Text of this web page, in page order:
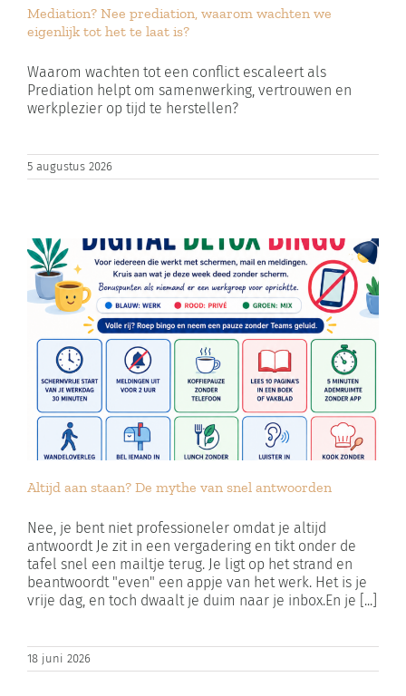
Zoeken
naar:
Winkelwagen
Mediation? Nee prediation, waarom wachten we
eigenlijk tot het te laat is?
Waarom wachten tot een conflict escaleert als
Prediation helpt om samenwerking, vertrouwen en
werkplezier op tijd te herstellen?
5 augustus 2026
Altijd aan staan? De mythe van snel antwoorden
Nee, je bent niet professioneler omdat je altijd
antwoordt Je zit in een vergadering en tikt onder de
tafel snel een mailtje terug. Je ligt op het strand en
beantwoordt "even" een appje van het werk. Het is je
vrije dag, en toch dwaalt je duim naar je inbox.En je [...]
18 juni 2026